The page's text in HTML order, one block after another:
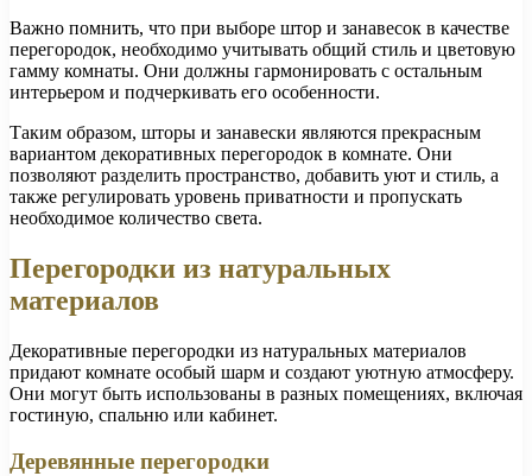
Важно помнить, что при выборе штор и занавесок в качестве
перегородок, необходимо учитывать общий стиль и цветовую
гамму комнаты. Они должны гармонировать с остальным
интерьером и подчеркивать его особенности.
Таким образом, шторы и занавески являются прекрасным
вариантом декоративных перегородок в комнате. Они
позволяют разделить пространство, добавить уют и стиль, а
также регулировать уровень приватности и пропускать
необходимое количество света.
Перегородки из натуральных
материалов
Декоративные перегородки из натуральных материалов
придают комнате особый шарм и создают уютную атмосферу.
Они могут быть использованы в разных помещениях, включая
гостиную, спальню или кабинет.
Деревянные перегородки